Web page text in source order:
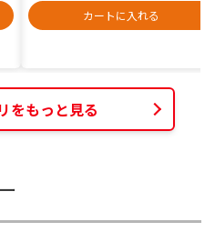
カートに入れる
をもっと見る